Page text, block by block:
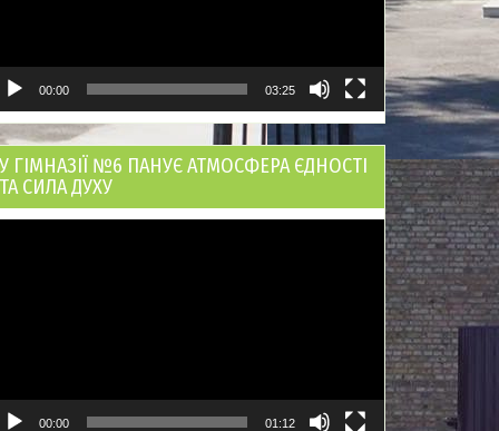
00:00 03:25
У ГІМНАЗІЇ №6 ПАНУЄ АТМОСФЕРА ЄДНОСТІ
ТА СИЛА ДУХУ
00:00 01:12